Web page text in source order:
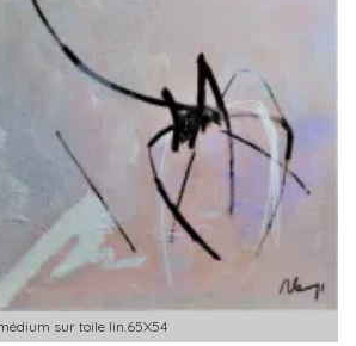
sur toile lin.65X54